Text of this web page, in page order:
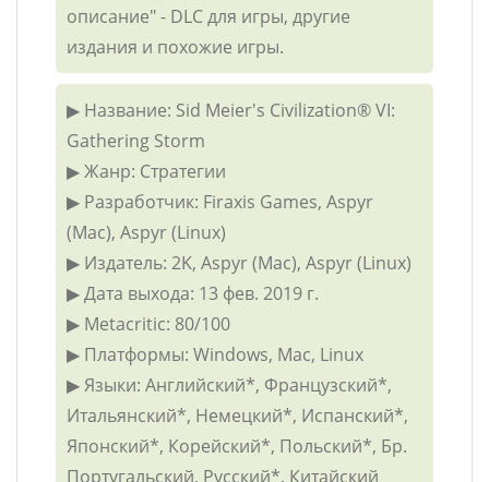
описание" - DLC для игры, другие
издания и похожие игры.
▶ Название: Sid Meier's Civilization® VI:
Gathering Storm
▶ Жанр: Стратегии
▶ Разработчик: Firaxis Games, Aspyr
(Mac), Aspyr (Linux)
▶ Издатель: 2K, Aspyr (Mac), Aspyr (Linux)
▶ Дата выхода: 13 фев. 2019 г.
▶ Metacritic: 80/100
▶ Платформы: Windows, Mac, Linux
▶ Языки: Английский*, Французский*,
Итальянский*, Немецкий*, Испанский*,
Японский*, Корейский*, Польский*, Бр.
Португальский, Русский*, Китайский